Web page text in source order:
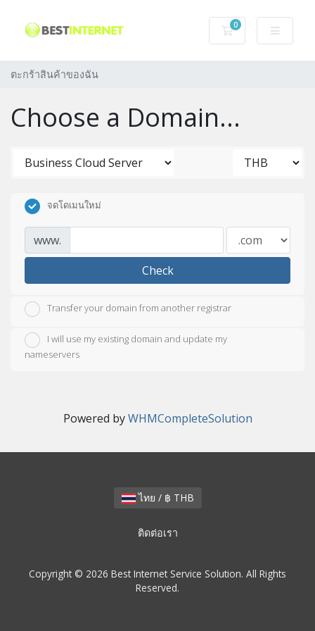
0
ตะกร้าสินค้าของ
ตะกร้าสินค้าของฉัน
Choose a Domain...
จดโดเมนใหม่
www.
Check
Transfer your domain from another registrar
I will use my existing domain and update my
nameservers
Powered byWHMCompleteSolution
ไทย / ฿ THB
ติดต่อเรา
Copyright © 2026 Best Internet Service Solution. All Rights
Reserved.